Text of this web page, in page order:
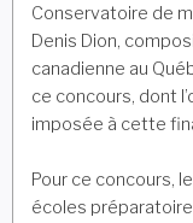
Conservatoire de
Denis Dion,
canadienne au
ce concours, dont
imposée à cette
Pour ce concours,
écoles